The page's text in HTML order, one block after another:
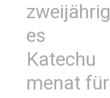
zweijährig
es
Katechu
menat für